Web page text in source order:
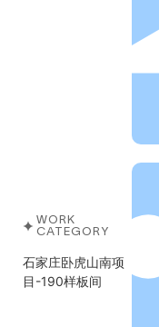
WORK
CATEGORY
石家庄卧虎山南项
目-190样板间